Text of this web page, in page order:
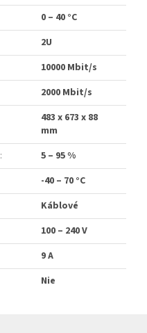
0 – 40 °C
2U
10000 Mbit/s
2000 Mbit/s
483 x 673 x 88
mm
:
5 – 95 %
-40 – 70 °C
Káblové
100 – 240 V
9 A
Nie